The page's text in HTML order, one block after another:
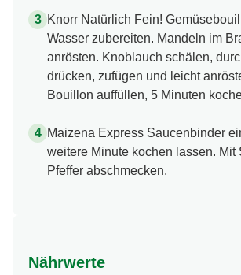
Knorr Natürlich Fein!
Wasser zubereiten. Mandeln im
anrösten. Knoblauch schälen,
drücken, zufügen und leicht
Bouillon auffüllen, 5 Minuten
Maizena Express Saucenbinder
weitere Minute kochen lassen. Mit
Pfeffer abschmecken.
Nährwerte